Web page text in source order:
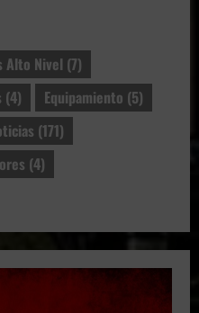
Alto Nivel (7)
(4) Equipamiento (5)
(171)
(4)